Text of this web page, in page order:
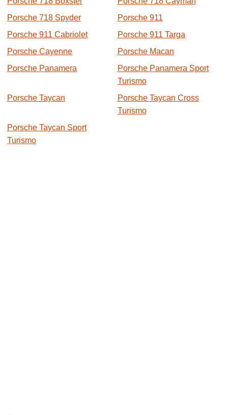
Porsche 718 Spyder
Porsche 911
Porsche 911 Cabriolet
Porsche 911 Targa
Porsche Cayenne
Porsche Macan
Porsche Panamera
Porsche Panamera Sport
Turismo
Porsche Taycan
Porsche Taycan Cross
Turismo
Porsche Taycan Sport
Turismo